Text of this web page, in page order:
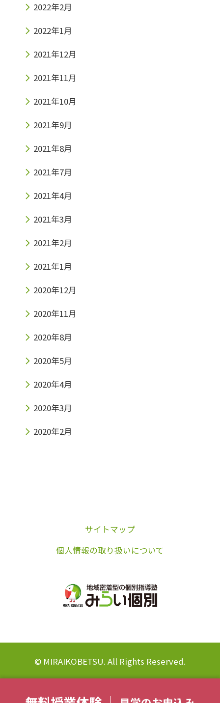
2022年2月
2022年1月
2021年12月
2021年11月
2021年10月
2021年9月
2021年8月
2021年7月
2021年4月
2021年3月
2021年2月
2021年1月
2020年12月
2020年11月
2020年8月
2020年5月
2020年4月
2020年3月
2020年2月
サイトマップ
個人情報の取り扱いについて
© MIRAIKOBETSU. All Rights Reserved.